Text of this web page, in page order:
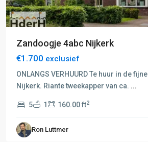
Zandoogje 4abc Nijkerk
€1.700 exclusief
ONLANGS VERHUURD Te huur in de
Nijkerk. Riante tweekapper van ca. ...
5 1 160.00 ft2
Ron Luttmer